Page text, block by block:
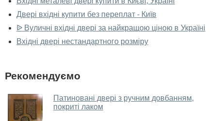
Так, можна подивитися двері вхідні у нашому
фірмовому салоні-магазині.
У вас великий магазин?
дверей.
Чи допомагаєте ви вибрати двері
вхідні?
Двері вхідні купити без переплат - Київ
ᐉ Вуличні вхідні двері за найкращою ціною в Україні
Вхідні двері нестандартного розміру
Рекомендуємо
Патиновані двері з ручним довбанням,
покриті лаком